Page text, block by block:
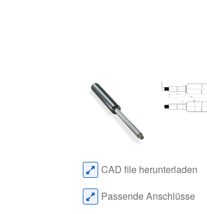
CAD file herunterladen
Passende Anschlüsse